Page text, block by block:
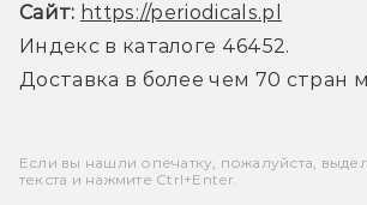
Сайт: https://periodicals.pl
Индекс в каталоге 46452.
Доставка в более чем 70 стран
Если вы нашли опечатку, пожалуйста,
текста и нажмите Ctrl+Enter.